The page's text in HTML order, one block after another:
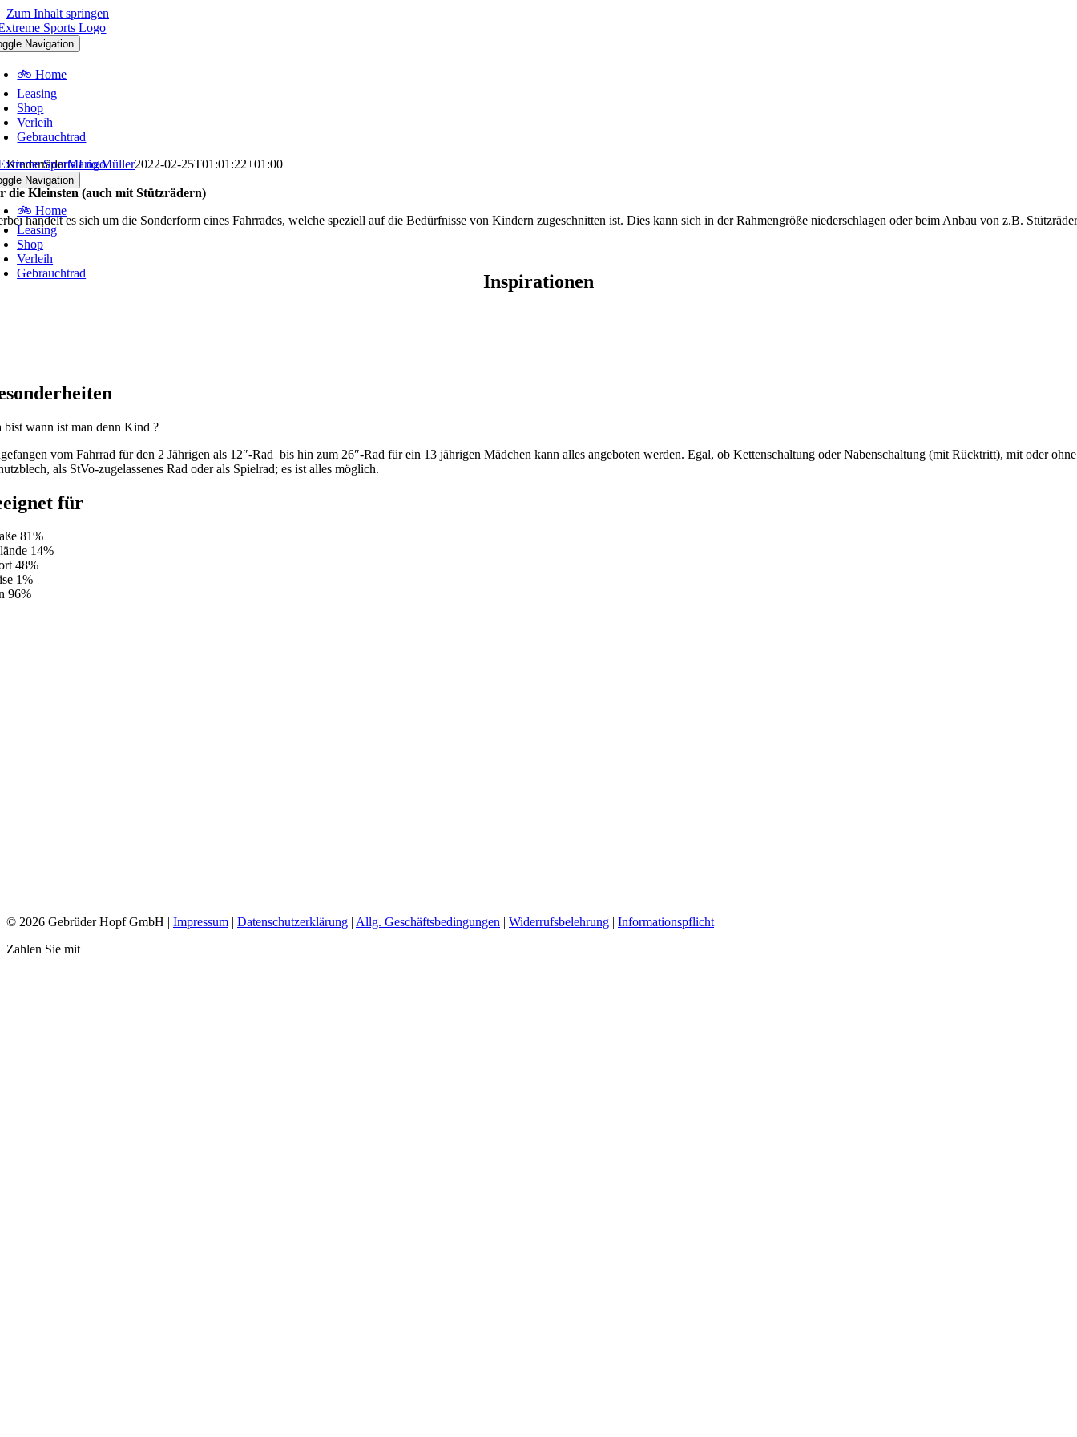
Zum Inhalt springen
Navigation
🚲 Home
Leasing
Shop
Verleih
Gebrauchtrad
Navigation
🚲 Home
Leasing
Shop
Verleih
Gebrauchtrad
KinderräderMario Müller2022-02-25T01:01:22+01:00
die Kleinsten (auch mit Stützrädern)
handelt es sich um die Sonderform eines Fahrrades, welche speziell auf die Bedürfnisse von Kindern zugeschnitten ist. Dies kann sich in der Rahmengröße niederschlagen oder beim Anbau von z.B.
Inspirationen
bist wann ist man denn Kind ?
vom Fahrrad für den 2 Jährigen als 12″-Rad bis hin zum 26″-Rad für ein 13 jährigen Mädchen kann alles angeboten werden. Egal, ob Kettenschaltung oder Nabenschaltung (mit Rücktritt), mit oder ohne
als StVo-zugelassenes Rad oder als Spielrad; es ist alles möglich.
für
81%
14%
48%
1%
96%
© 2026 Gebrüder Hopf GmbH | Impressum | Datenschutzerklärung | Allg. Geschäftsbedingungen | Widerrufsbelehrung | Informationspflicht
Zahlen Sie mit